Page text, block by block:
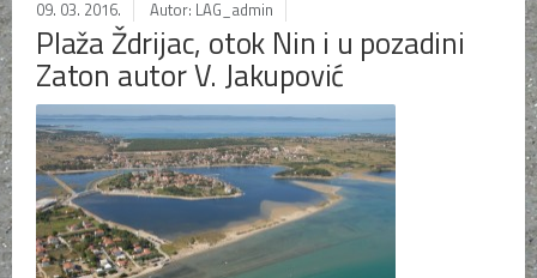
09. 03. 2016. Autor: LAG_admin
Plaža Ždrijac, otok Nin i u pozadini
Zaton autor V. Jakupović